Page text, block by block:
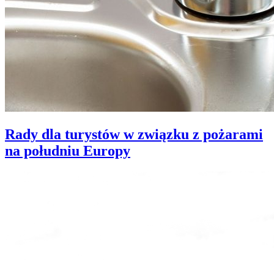
Rady dla turystów w związku z pożarami
na południu Europy